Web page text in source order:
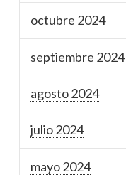
octubre 2024
septiembre 2024
agosto 2024
julio 2024
mayo 2024